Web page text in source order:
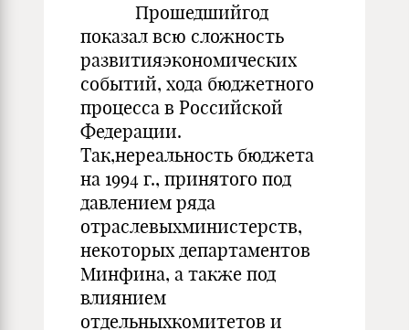
Прошедшийгод
показал всю сложность
развитияэкономических
событий, хода бюджетного
процесса в Российской
Федерации.
Так,нереальность бюджета
на 1994 г., принятого под
давлением ряда
отраслевыхминистерств,
некоторых департаментов
Минфина, а также под
влиянием
отдельныхкомитетов и